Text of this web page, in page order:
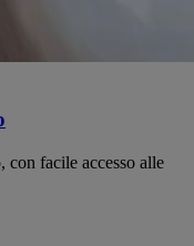
con facile accesso alle